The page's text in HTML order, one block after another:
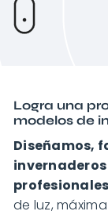
Logra una
modelos de
Diseñamos,
profesionales
de luz,